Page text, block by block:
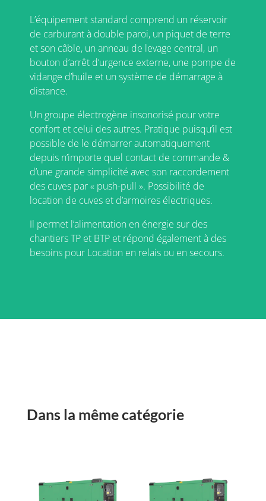
L’équipement standard comprend un réservoir
de carburant à double paroi, un piquet de terre
et son câble, un anneau de levage central, un
bouton d’arrêt d’urgence externe, une pompe de
vidange d’huile et un système de démarrage à
distance.
Un groupe électrogène insonorisé pour votre
confort et celui des autres. Pratique puisqu’il est
possible de le démarrer automatiquement
depuis n’importe quel contact de commande &
d’une grande simplicité avec son raccordement
des cuves par « push-pull ». Possibilité de
location de cuves et d’armoires électriques.
Il permet l’alimentation en énergie sur des
chantiers TP et BTP et répond également à des
besoins pour Location en relais ou en secours.
Dans la même catégorie